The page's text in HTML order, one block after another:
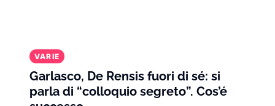
VARIE
Garlasco, De Rensis fuori di sé: si
parla di “colloquio segreto”. Cos’é